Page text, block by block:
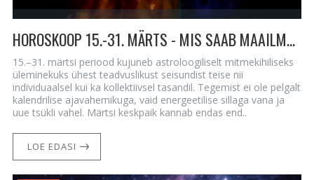
HOROSKOOP 15.-31. MÄRTS - MIS SAAB MAAILMAST?
15.–31. märtsi periood kujuneb astroloogiliselt mitmekihiliseks
üleminekuks ühest teadvuslikust seisundist teise nii
individuaalsel kui ka kollektiivsel tasandil. Tegemist ei ole pelgalt
kalendrilise ajavahemikuga, vaid energeetilise sillaga vana ja
uue tsükli vahel. Märtsi keskpaik kannab endas end..
LOE EDASI